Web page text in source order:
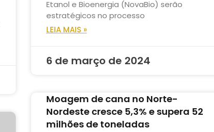
Etanol e Bioenergia (NovaBio) serão
estratégicos no processo
LEIA MAIS »
6 de março de 2024
Moagem de cana no Norte-
Nordeste cresce 5,3% e supera 52
milhões de toneladas